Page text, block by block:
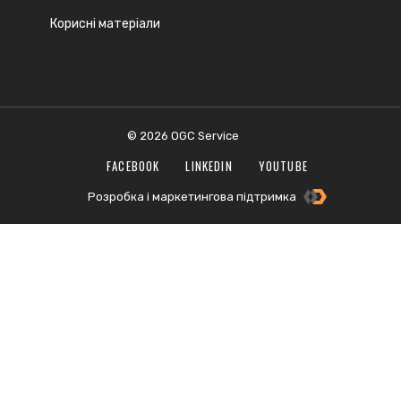
Корисні матеріали
© 2026 OGC Service
FACEBOOK LINKEDIN YOUTUBE
Розробка і маркетингова підтримка